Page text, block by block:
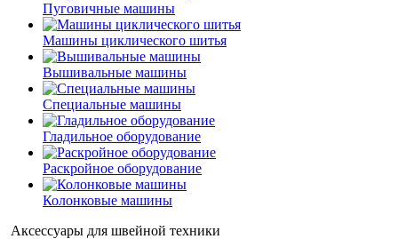
Пуговичные машины
Машины циклического шитья
Вышивальные машины
Специальные машины
Гладильное оборудование
Раскройное оборудование
Колонковые машины
Аксессуары для швейной техники